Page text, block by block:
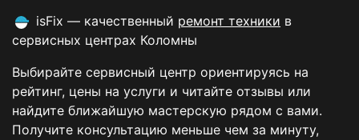
isFix — качественный ремонт техники в
сервисных центрах Коломны
Выбирайте сервисный центр ориентируясь на
рейтинг, цены на услуги и читайте отзывы или
найдите ближайшую мастерскую рядом с вами.
Получите консультацию меньше чем за минуту,